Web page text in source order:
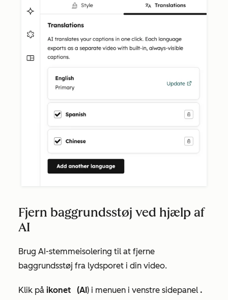
Fjern baggrundsstøj ved hjælp af
AI
Brug AI-stemmeisolering til at fjerne
baggrundsstøj fra lydsporet i din video.
Klik på ikonet (AI ) i menuen i venstre sidepanel .